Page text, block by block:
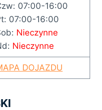
07:00-16:00
07:00-16:00
Nieczynne
Nieczynne
DOJAZDU